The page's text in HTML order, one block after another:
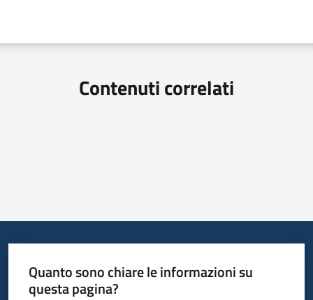
Contenuti correlati
Quanto sono chiare le informazioni su
questa pagina?